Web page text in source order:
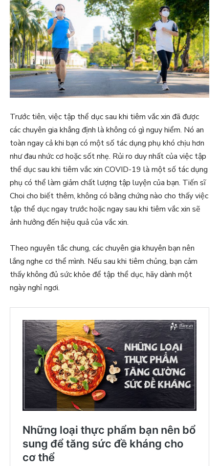
Trước tiên, việc tập thể dục sau khi tiêm vắc xin đã được
các chuyên gia khẳng định là không có gì nguy hiểm. Nó an
toàn ngay cả khi bạn có một số tác dụng phụ khó chịu hơn
như đau nhức cơ hoặc sốt nhẹ. Rủi ro duy nhất của việc tập
thể dục sau khi tiêm vắc xin COVID-19 là một số tác dụng
phụ có thể làm giảm chất lượng tập luyện của bạn. Tiến sĩ
Choi cho biết thêm, không có bằng chứng nào cho thấy việc
tập thể dục ngay trước hoặc ngay sau khi tiêm vắc xin sẽ
ảnh hưởng đến hiệu quả của vắc xin.
Theo nguyên tắc chung, các chuyên gia khuyên bạn nên
lắng nghe cơ thể mình. Nếu sau khi tiêm chủng, bạn cảm
thấy không đủ sức khỏe để tập thể dục, hãy dành một
ngày nghỉ ngơi.